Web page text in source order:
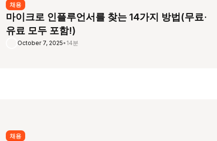
채용
마이크로 인플루언서를 찾는 14가지 방법(무료·
유료 모두 포함!)
October 7, 2025• 14분
채용